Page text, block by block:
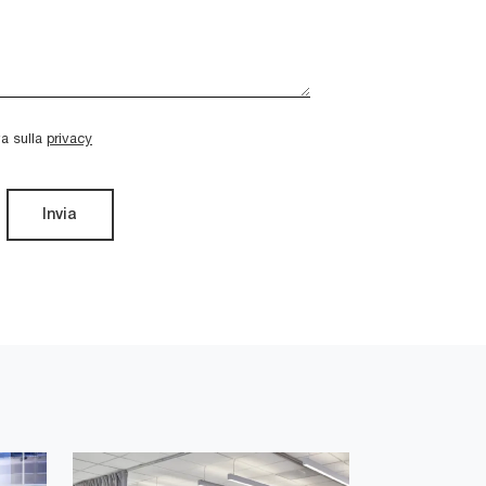
sulla privacy
Invia